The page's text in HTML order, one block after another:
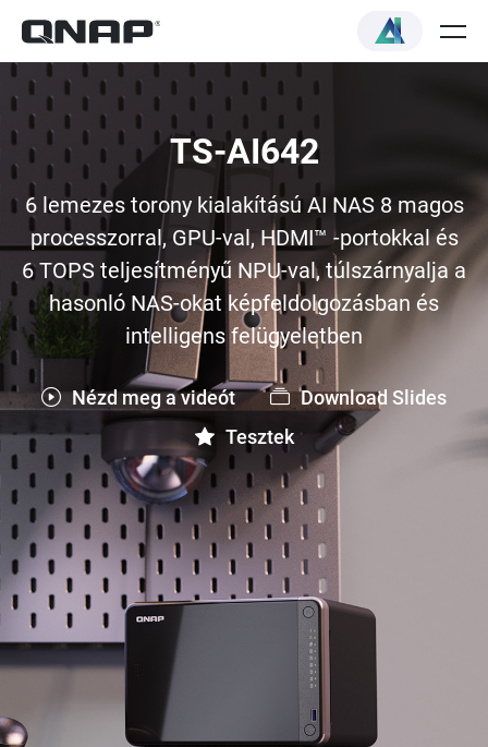
TS-AI642
6 lemezes torony kialakítású AI NAS 8 magos
processzorral, GPU-val, HDMI™ -portokkal és
6 TOPS teljesítményű NPU-val, túlszárnyalja a
hasonló NAS-okat képfeldolgozásban és
intelligens felügyeletben
Nézd meg a videót
Download Slides
Tesztek